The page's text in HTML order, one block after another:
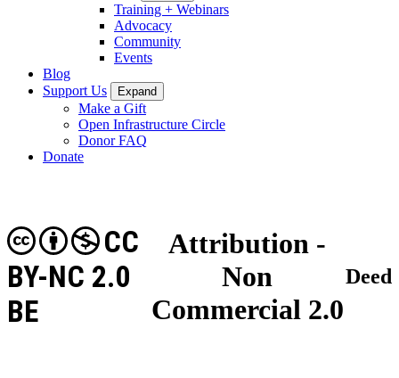
Training + Webinars
Advocacy
Community
Events
Blog
Support Us
Expand
Make a Gift
Open Infrastructure Circle
Donor FAQ
Donate
Attribution -
Non
Commercial 2.0
CC
BY-NC 2.0
BE
Deed